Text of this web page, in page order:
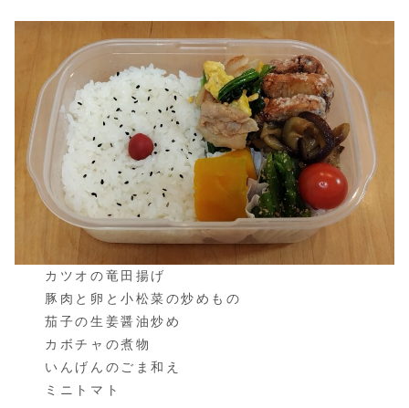
カツオの竜田揚げ
豚肉と卵と小松菜の炒めもの
茄子の生姜醤油炒め
カボチャの煮物
いんげんのごま和え
ミニトマト